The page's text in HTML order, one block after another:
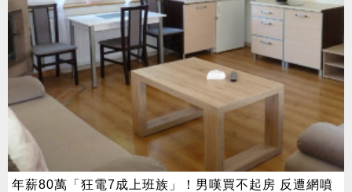
年薪80萬「狂電7成上班族」！男嘆買不起房 反遭網噴